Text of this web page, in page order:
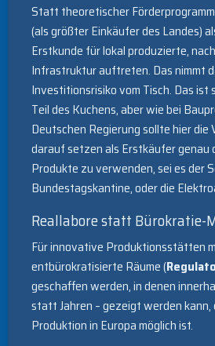
Statt theoretischer
(als größter Einkäufer des Landes)
Erstkunde für lokal produzierte,
Infrastruktur auftreten. Das nimmt
Investitionsrisiko vom Tisch. Das ist
Teil des Kuchens, aber wie bei
Deutschen Regierung sollte hier
darauf setzen als Erstkäufer genau
Produkte zu verwenden, sei es der
Bundestagskantine, oder die
Reallabore statt Bürokratie-
Für innovative Produktionsstätten
entbürokratisierte Räume (
geschaffen werden, in denen
statt Jahren – gezeigt werden
Produktion in Europa möglich ist.